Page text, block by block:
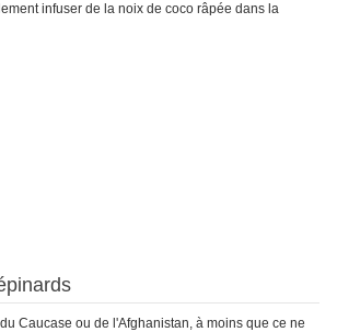
infuser de la noix de coco râpée dans la
Caucase ou de l'Afghanistan, à moins que ce ne